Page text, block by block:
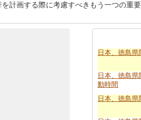
計画する際に考慮すべきもう一つの重要
日本、徳島県
日本、徳島
動時間
日本、徳島